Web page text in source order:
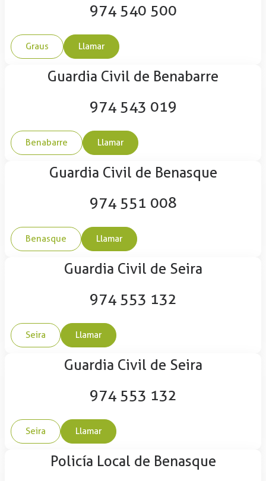
974 540 500
Graus Llamar
Guardia Civil de Benabarre
974 543 019
Benabarre Llamar
Guardia Civil de Benasque
974 551 008
Benasque Llamar
Guardia Civil de Seira
974 553 132
Seira Llamar
Guardia Civil de Seira
974 553 132
Seira Llamar
Policía Local de Benasque